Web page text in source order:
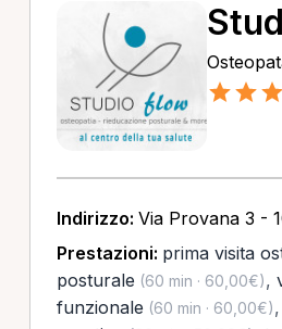
Indirizzo: Via Provana 3 -
Prestazioni: prima visita
posturale (60 min · 60,00€),
funzionale (60 min · 60,00€),